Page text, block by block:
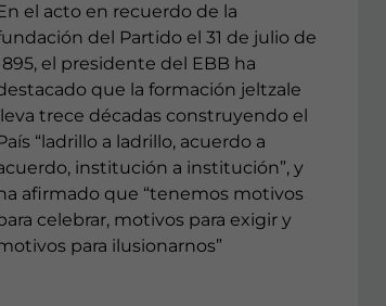
el acto en recuerdo de la
del Partido el 31 de julio de
el presidente del EBB ha
que la formación jeltzale
lleva trece décadas construyendo el
“ladrillo a ladrillo, acuerdo a
institución a institución”, y
afirmado que “tenemos motivos
celebrar, motivos para exigir y
para ilusionarnos”